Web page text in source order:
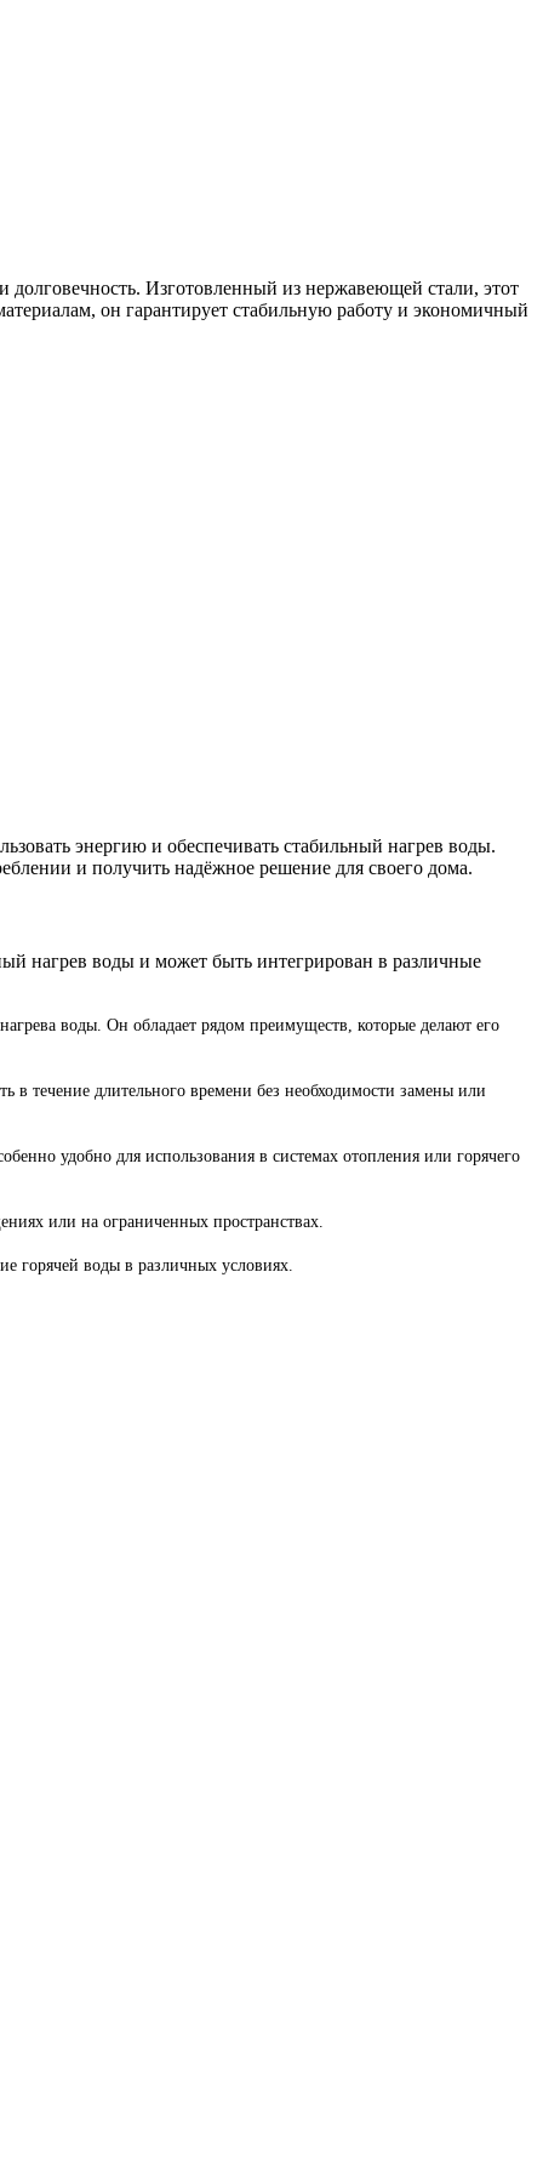
Изготовленный из нержавеющей стали, этот
он гарантирует стабильную работу и экономичный
энергию и обеспечивать стабильный нагрев воды.
и получить надёжное решение для своего дома.
нагрев воды и может быть интегрирован в различные
воды. Он обладает рядом преимуществ, которые делают его
в течение длительного времени без необходимости замены или
удобно для использования в системах отопления или горячего
или на ограниченных пространствах.
горячей воды в различных условиях.